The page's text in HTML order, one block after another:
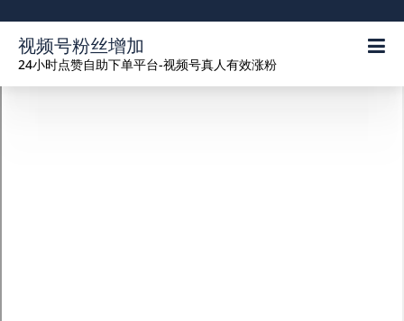
视频号粉丝增加
24小时点赞自助下单平台-视频号真人有效涨粉